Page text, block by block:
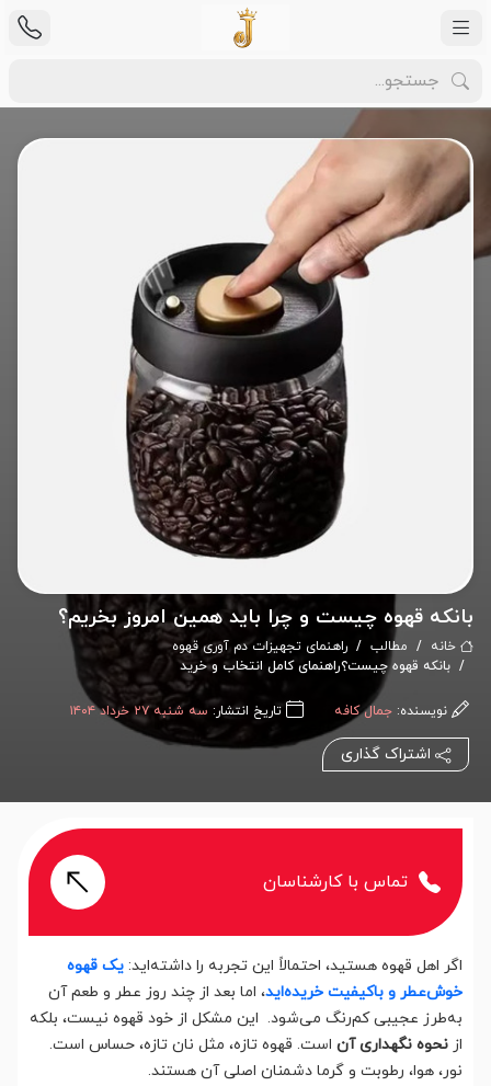
بانکه قهوه چیست و چرا باید همین امروز بخریم؟
خانه مطالب
راهنمای تجهیزات دم آوری قهوه
بانکه قهوه چیست؟راهنمای کامل انتخاب و خرید
نویسنده: جمال کافه تاریخ انتشار: سه شنبه ۲۷ خرداد ۱۴۰۴
اشتراک گذاری
تماس با کارشناسان
اگر اهل قهوه هستید، احتمالاً این تجربه را داشته‌اید: یک قهوه
خوش‌عطر و باکیفیت خریده‌اید، اما بعد از چند روز عطر و طعم آن
به‌طرز عجیبی کم‌رنگ می‌شود. این مشکل از خود قهوه نیست، بلکه
از نحوه نگهداری آن است. قهوه تازه، مثل نان تازه، حساس است.
نور، هوا، رطوبت و گرما دشمنان اصلی آن هستند.